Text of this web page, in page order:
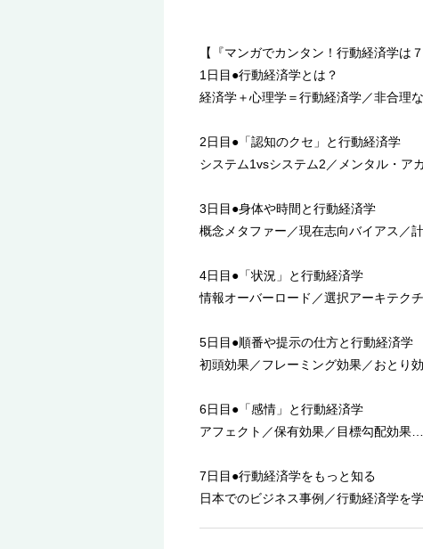
【『マンガでカンタン！行動経済学は
1日目●行動経済学とは？
経済学＋心理学＝行動経済学／非合理
2日目●「認知のクセ」と行動経済学
システム1vsシステム2／メンタル・ア
3日目●身体や時間と行動経済学
概念メタファー／現在志向バイアス／
4日目●「状況」と行動経済学
情報オーバーロード／選択アーキテク
5日目●順番や提示の仕方と行動経済学
初頭効果／フレーミング効果／おとり
6日目●「感情」と行動経済学
アフェクト／保有効果／目標勾配効果
7日目●行動経済学をもっと知る
日本でのビジネス事例／行動経済学を